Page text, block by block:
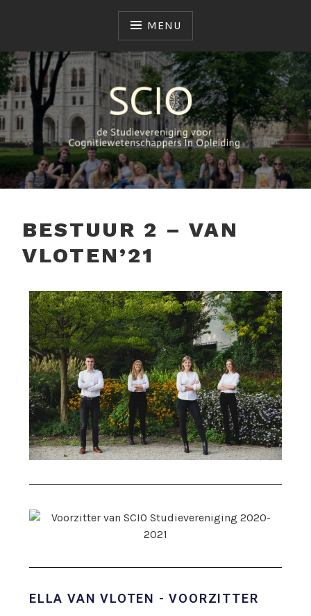
MENU
SCIO
BESTUUR 2 – VAN
VLOTEN’21
ELLA VAN VLOTEN - VOORZITTER​​